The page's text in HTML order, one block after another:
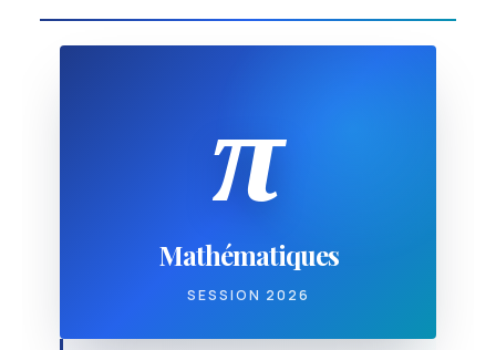
π
Mathématiques
SESSION 2026